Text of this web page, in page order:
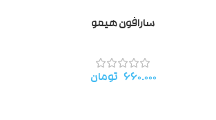
سارافون هیمو
۶۶۰.۰۰۰ تومان